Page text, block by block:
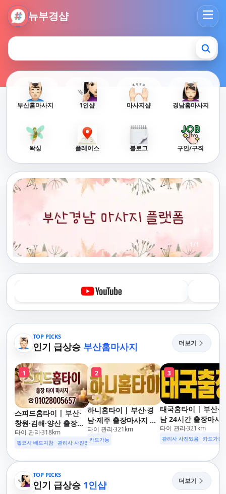
뉴부경샵
뉴부경샵 - 부산 마사지 사이트 부산마사지 부산홈타이 부산출
부산홈마사지 1인샵 마사지샵 경남홈마사지
왁싱 플레이스 블로그 구인/구직
1 /1
TOP PICKS
인기 급상승 부산홈마사지 더보기
1
스피드홈타이 | 부산·
창원·김해·양산 출장마
사지 홈케어 24시 카드
가능 해운대,사상,광안
지,민락,수영,동래,남
산,구서,연산,서면,재
송,센텀,송도,자갈치,하
타이 관리 318km
필요시 배드지참 관리사 사진있음
2
하니홈타이 | 부산·경
남·제주 출장마사지 타
이·아로마 전문
타이 관리 321km
카드가능
3
태국홈타이 | 부산·경
남 24시간 출장마사
후불제/해운대,사상,
안리,남포동,구포,덕
명지,민락,수영,동래
산,구서,연산,서면,재
송,센텀,송도,자갈치
단,다대포,범일,범천
동,마린시티,송정,기
타이 관리 321km
관리사 사진있음 카드가능
TOP PICKS
인기 급상승 1인샵 더보기